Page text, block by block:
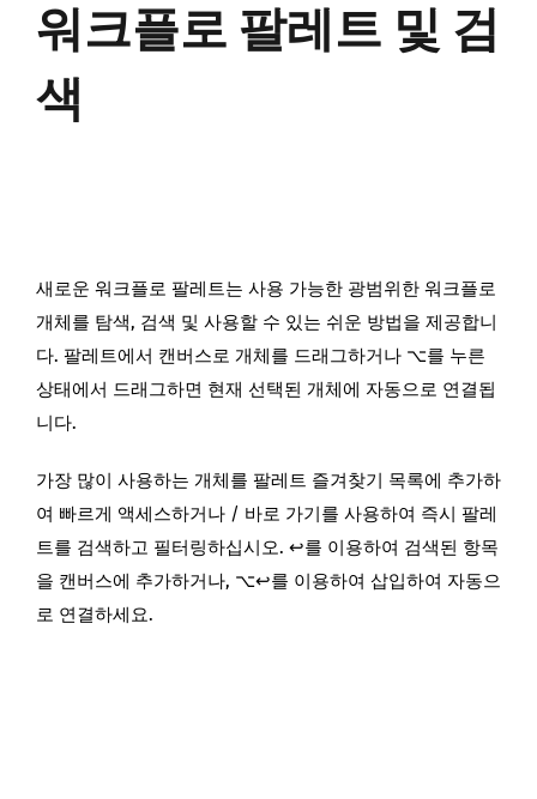
워크플로 팔레트 및 검
색
새로운 워크플로 팔레트는 사용 가능한 광범위한 워크플로
개체를 탐색, 검색 및 사용할 수 있는 쉬운 방법을 제공합니
다. 팔레트에서 캔버스로 개체를 드래그하거나 ⌥를 누른
상태에서 드래그하면 현재 선택된 개체에 자동으로 연결됩
니다.
가장 많이 사용하는 개체를 팔레트 즐겨찾기 목록에 추가하
여 빠르게 액세스하거나 / 바로 가기를 사용하여 즉시 팔레
트를 검색하고 필터링하십시오. ↩︎를 이용하여 검색된 항목
을 캔버스에 추가하거나, ⌥↩︎를 이용하여 삽입하여 자동으
로 연결하세요.